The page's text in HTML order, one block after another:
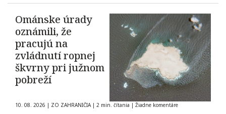
Ománske úrady
oznámili, že
pracujú na
zvládnutí ropnej
škvrny pri južnom
pobreží
10. 08. 2026 | ZO ZAHRANIČIA | 2 min. čítania | Žiadne komentáre